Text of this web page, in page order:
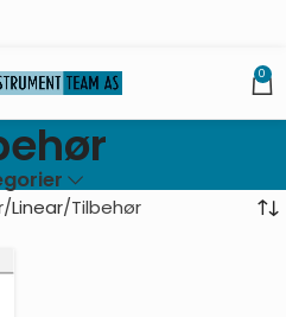
0
Linear Tilbehør